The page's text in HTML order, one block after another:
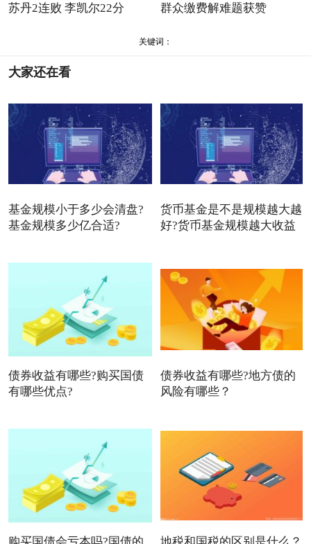
苏丹2连败 李凯尔22分
群众缴费解难题获赞
关键词：
大家还在看
基金规模小于多少会清盘?
基金规模多少亿合适?
货币基金是不是规模越大越
好?货币基金规模越大收益
债券收益有哪些?购买国债
有哪些优点?
债券收益有哪些?地方债的
风险有哪些？